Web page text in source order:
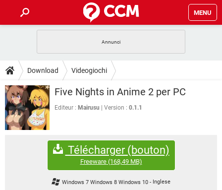
MENU
INTRATTENIMENTO
iOS WINDOWS 10
INSTAGRAM WHATSAPP
TIKTOK
GUIDE
COVID-19
INTRATTENIMENTO
iOS
FACEBOOK
DOWNLOAD
COVID-19 GAMING
INTRATTENIMENTO
WINDOWS 10
WHATSAPP
FORUM
INTRATTENIMENTO ANDROID
WINDOWS 10
WHATSAPP
GAMING
Download Videogiochi
Five Nights in Anime 2 per PC
Editeur : Mairusu Version : 0.1.1
Télécharger (bouton)
Freeware(168,49 MB)
Windows 7 Windows 8 Windows 10 - Inglese